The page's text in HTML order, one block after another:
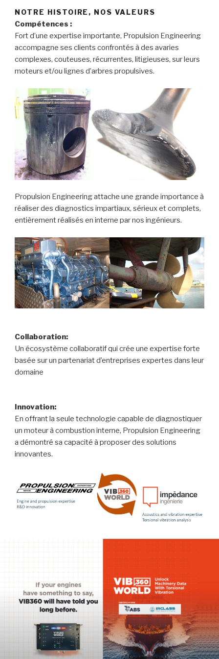
NOTRE HISTOIRE, NOS VALEURS
Compétences :
Fort d’une expertise importante, Propulsion Engineering
accompagne ses clients confrontés à des avaries
complexes, couteuses, récurrentes, litigieuses, sur leurs
moteurs et/ou lignes d’arbres propulsives.
Propulsion Engineering attache une grande importance à
réaliser des diagnostics impartiaux, sérieux et complets,
entièrement réalisés en interne par nos ingénieurs.
Collaboration:
Un écosystème collaboratif qui crée une expertise forte
basée sur un partenariat d’entreprises expertes dans leur
domaine
Innovation:
En offrant la seule technologie capable de diagnostiquer
un moteur à combustion interne, Propulsion Engineering
a démontré sa capacité à proposer des solutions
innovantes.